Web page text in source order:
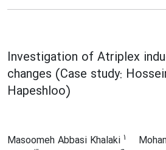
Investigation of Atriplex
changes (Case study:
Hapeshloo)
Masoomeh Abbasi Khalaki 1